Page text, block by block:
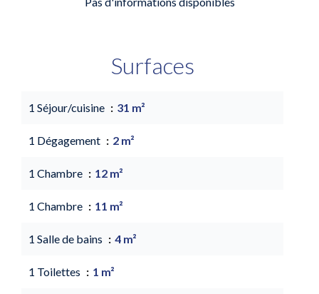
Surfaces
1 Séjour/cuisine 31 m²
1 Dégagement 2 m²
1 Chambre 12 m²
1 Chambre 11 m²
1 Salle de bains 4 m²
1 Toilettes 1 m²